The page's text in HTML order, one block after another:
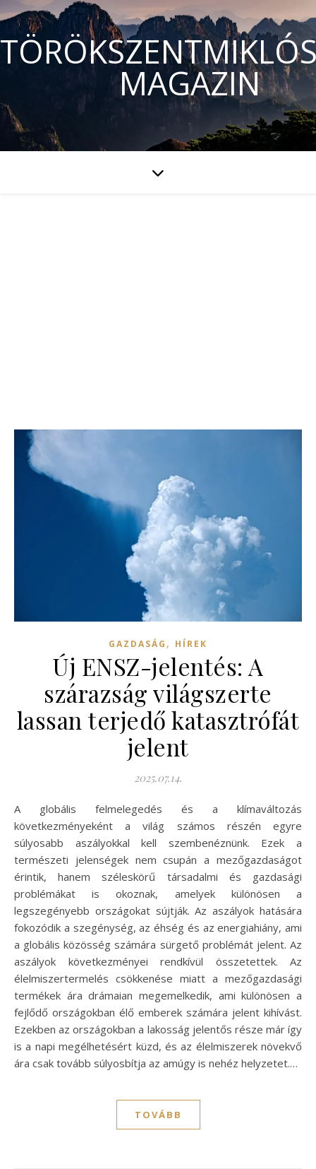
MAGAZIN
GAZDASÁG , HÍREK
Új ENSZ-jelentés: A
szárazság világszerte
lassan terjedő katasztrófát
jelent
2025.07.14.
A globális felmelegedés és a klímaváltozás
következményeként a világ számos részén egyre
súlyosabb aszályokkal kell szembenéznünk. Ezek a
természeti jelenségek nem csupán a mezőgazdaságot
érintik, hanem széleskörű társadalmi és gazdasági
problémákat is okoznak, amelyek különösen a
legszegényebb országokat sújtják. Az aszályok hatására
fokozódik a szegénység, az éhség és az energiahiány, ami
a globális közösség számára sürgető problémát jelent. Az
aszályok következményei rendkívül összetettek. Az
élelmiszertermelés csökkenése miatt a mezőgazdasági
termékek ára drámaian megemelkedik, ami különösen a
fejlődő országokban élő emberek számára jelent kihívást.
Ezekben az országokban a lakosság jelentős része már így
is a napi megélhetésért küzd, és az élelmiszerek növekvő
ára csak tovább súlyosbítja az amúgy is nehéz helyzetet.…
TOVÁBB